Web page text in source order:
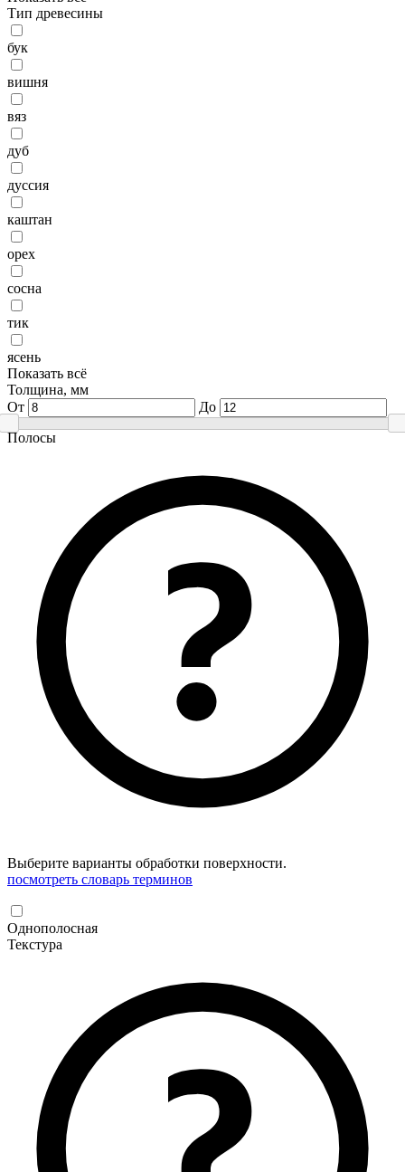
Тип древесины
бук
вишня
вяз
дуб
дуссия
каштан
орех
сосна
тик
ясень
Показать всё
Толщина, мм
От
До
Полосы
Выберите варианты обработки поверхности.
посмотреть словарь терминов
Однополосная
Текстура